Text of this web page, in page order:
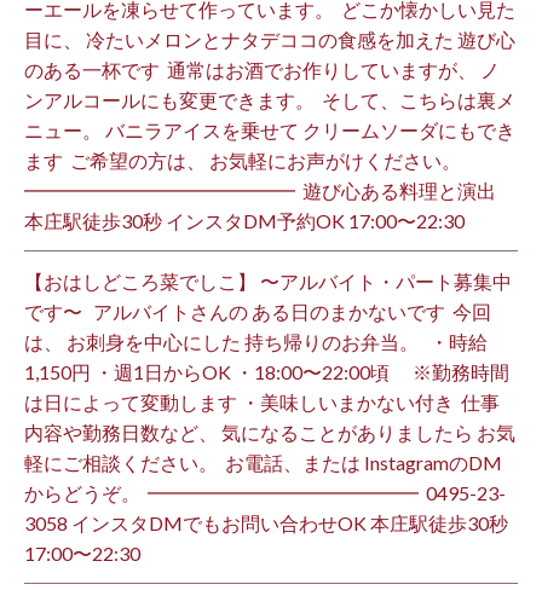
ーエールを凍らせて作っています。 ⁡ どこか懐かしい見た
目に、 冷たいメロンとナタデココの食感を加えた 遊び心
のある一杯です ⁡ 通常はお酒でお作りしていますが、 ノ
ンアルコールにも変更できます。 ⁡ そして、こちらは裏メ
ニュー。 バニラアイスを乗せて クリームソーダにもでき
ます ⁡ ご希望の方は、 お気軽にお声がけください。 ⁡
━━━━━━━━━━━━━━ ⁡ 遊び心ある料理と演出
本庄駅徒歩30秒 インスタDM予約OK 17:00〜22:30 ⁡
【おはしどころ菜でしこ】 〜アルバイト・パート募集中
です〜 ⁡ ⁡ アルバイトさんの ある日のまかないです ⁡ 今回
は、 お刺身を中心にした 持ち帰りのお弁当。 ⁡ ⁡ ・時給
1,150円 ・週1日からOK ・18:00〜22:00頃 ※勤務時間
は日によって変動します ・美味しいまかない付き ⁡ 仕事
内容や勤務日数など、 気になることがありましたら お気
軽にご相談ください。 ⁡ お電話、または InstagramのDM
からどうぞ。 ⁡ ━━━━━━━━━━━━━━ ⁡ ️0495-23-
3058 インスタDMでもお問い合わせOK 本庄駅徒歩30秒
17:00〜22:30 ⁡